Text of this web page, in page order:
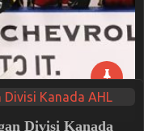
Divisi Kanada